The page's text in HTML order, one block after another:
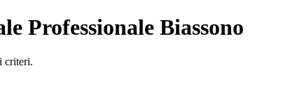
Professionale Biassono
criteri.